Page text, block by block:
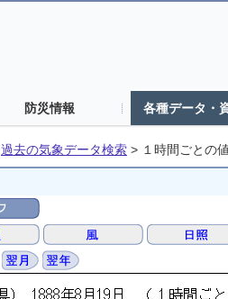
防災情報 各種データ・
過去の気象データ検索 > １時間ごとの